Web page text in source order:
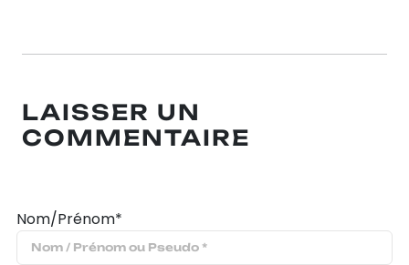
LAISSER UN
COMMENTAIRE
Nom/Prénom*